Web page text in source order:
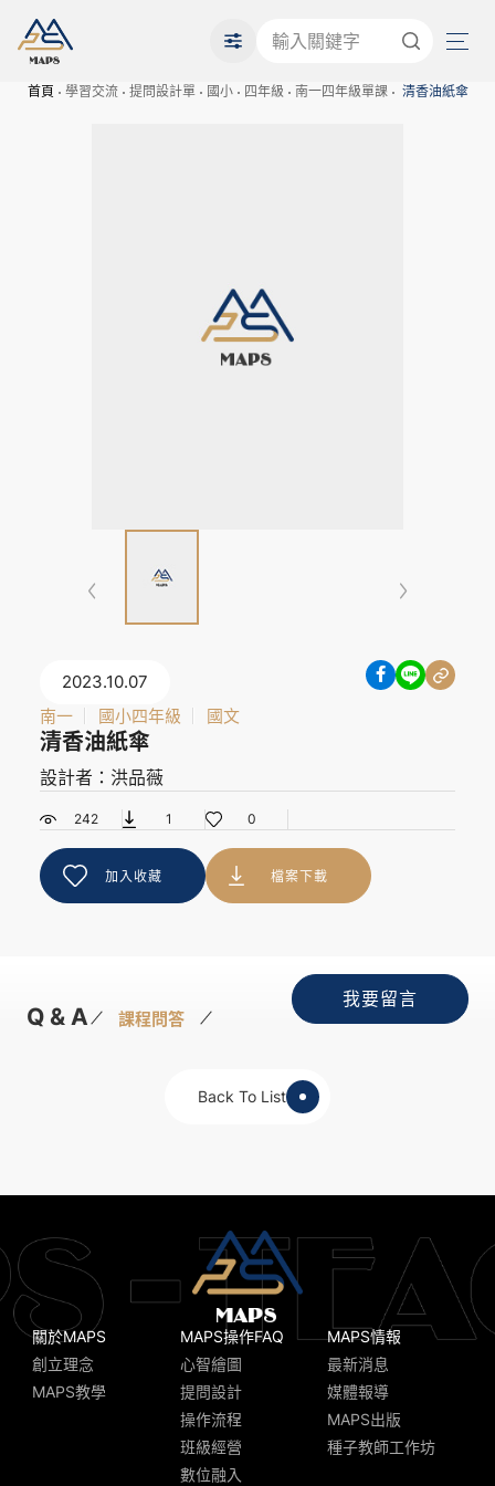
首頁 學習交流 提問設計單 國小 四年級 南一四年級單課 清香油紙傘
2023.10.07
南一
國小四年級 國文
清香油紙傘
設計者：洪品薇
242 1 0
加入收藏 檔案下載
Q & A 課程問答
我要留言
Back To List
關於MAPS
創立理念
MAPS教學
MAPS操作FAQ
心智繪圖
提問設計
操作流程
班級經營
數位融入
MAPS情報
最新消息
媒體報導
MAPS出版
種子教師工作坊